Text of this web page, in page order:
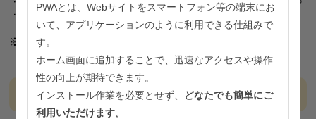
※上記は一例です。
取組支援事例
PWAとは、Webサイトをスマートフォン等の端末にお
いて、アプリケーションのように利用できる仕組みで
す。
ホーム画面に追加することで、迅速なアクセスや操作
性の向上が期待できます。
インストール作業を必要とせず、 どなたでも簡単にご
利用いただけます。